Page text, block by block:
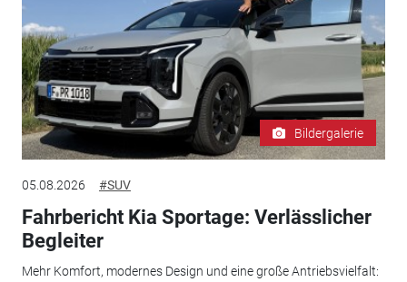
Bildergalerie
05.08.2026 #SUV
Fahrbericht Kia Sportage: Verlässlicher
Begleiter
Mehr Komfort, modernes Design und eine große Antriebsvielfalt: